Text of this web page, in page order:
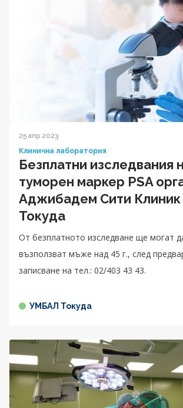
25 апр 2023
Клинична лаборатория
Безплатни изследвания
туморен маркер PSA
Аджибадем Сити
Токуда
От безплатното изследване ще могат
възползват мъже над 45 г., след
записване на тел.: 02/403 43 43.
УМБАЛ Токуда